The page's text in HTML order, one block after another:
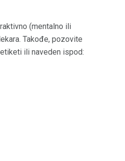
(mentalno ili
Takođe, pozovite
ili naveden ispod: